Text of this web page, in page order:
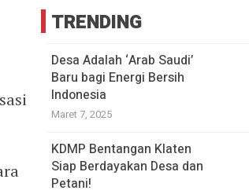
TRENDING
Desa Adalah ‘Arab Saudi’
Baru bagi Energi Bersih
Indonesia
Maret 7, 2025
KDMP Bentangan Klaten
Siap Berdayakan Desa dan
Petani!